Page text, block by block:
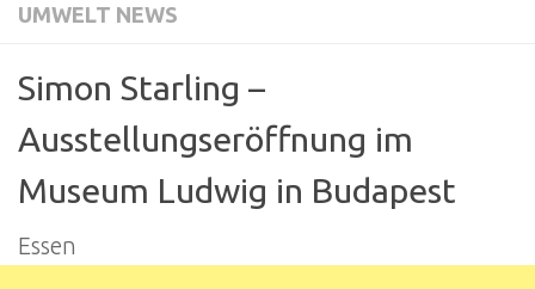
UMWELT NEWS
Simon Starling –
Ausstellungseröffnung im
Museum Ludwig in Budapest
Essen